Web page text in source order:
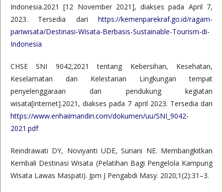
Indonesia.2021 [12 November 2021], diakses pada April 7,
2023. Tersedia dari https://kemenparekraf.go.id/ragam-
pariwisata/Destinasi-Wisata-Berbasis-Sustainable-Tourism-di-
Indonesia
CHSE SNI 9042;2021 tentang Kebersihan, Kesehatan,
Keselamatan dan Kelestarian Lingkungan tempat
penyelenggaraan dan pendukung kegiatan
wisata[internet].2021, diakses pada 7 april 2023. Tersedia dari
https://www.enhaiimandiri.com/dokumen/uu/SNI_9042-
2021.pdf
Reindrawati DY, Noviyanti UDE, Suriani NE. Membangkitkan
Kembali Destinasi Wisata (Pelatihan Bagi Pengelola Kampung
Wisata Lawas Maspati). Jpm J Pengabdi Masy. 2020;1(2):31–3.